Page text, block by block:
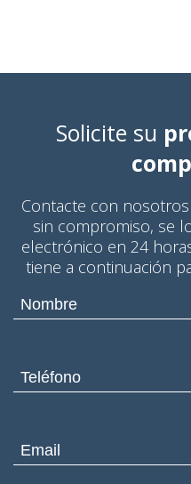
Solicite su
Contacte con
sin compromiso, se
electrónico en 24
tiene a continuación